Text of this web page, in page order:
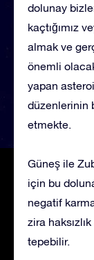
dolunay
kaçtığımız
almak ve
önemli
yapan
düzenlerinin
etmekte.
Güneş ile
için bu
negatif
zira
tepebilir.